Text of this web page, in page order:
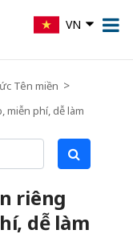
VN
Tên miền
miễn phí, dễ làm
riêng
dễ làm